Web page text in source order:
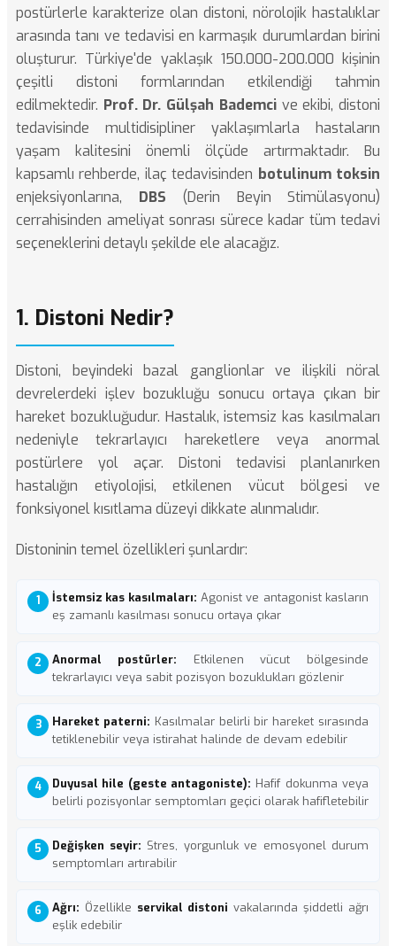
postürlerle karakterize olan distoni, nörolojik hastalıklar
arasında tanı ve tedavisi en karmaşık durumlardan birini
oluşturur. Türkiye'de yaklaşık 150.000-200.000 kişinin
çeşitli distoni formlarından etkilendiği tahmin
edilmektedir. Prof. Dr. Gülşah Bademcive ekibi, distoni
tedavisinde multidisipliner yaklaşımlarla hastaların
yaşam kalitesini önemli ölçüde artırmaktadır. Bu
kapsamlı rehberde, ilaç tedavisinden botulinum toksin
enjeksiyonlarına, DBS (Derin Beyin Stimülasyonu)
cerrahisinden ameliyat sonrası sürece kadar tüm tedavi
seçeneklerini detaylı şekilde ele alacağız.
1. Distoni Nedir?
Distoni, beyindeki bazal ganglionlar ve ilişkili nöral
devrelerdeki işlev bozukluğu sonucu ortaya çıkan bir
hareket bozukluğudur. Hastalık, istemsiz kas kasılmaları
nedeniyle tekrarlayıcı hareketlere veya anormal
postürlere yol açar. Distoni tedavisi planlanırken
hastalığın etiyolojisi, etkilenen vücut bölgesi ve
fonksiyonel kısıtlama düzeyi dikkate alınmalıdır.
Distoninin temel özellikleri şunlardır:
İstemsiz kas kasılmaları: Agonist ve antagonist kasların
eş zamanlı kasılması sonucu ortaya çıkar
Anormal postürler: Etkilenen vücut bölgesinde
tekrarlayıcı veya sabit pozisyon bozuklukları gözlenir
Hareket paterni: Kasılmalar belirli bir hareket sırasında
tetiklenebilir veya istirahat halinde de devam edebilir
Duyusal hile (geste antagoniste): Hafif dokunma veya
belirli pozisyonlar semptomları geçici olarak hafifletebilir
Değişken seyir: Stres, yorgunluk ve emosyonel durum
semptomları artırabilir
Ağrı: Özellikle servikal distoni vakalarında şiddetli ağrı
eşlik edebilir